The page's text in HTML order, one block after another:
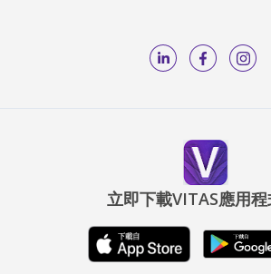
立即下載VITAS應用程